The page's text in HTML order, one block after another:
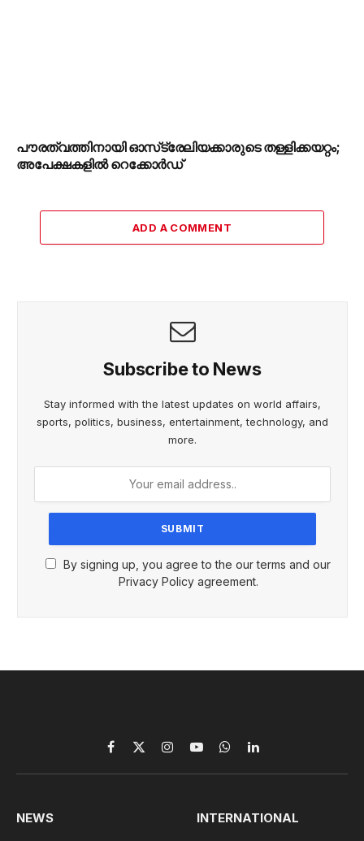
പൗരത്വത്തിനായി ഓസ്‌ട്രേലിയക്കാരുടെ തള്ളിക്കയറ്റം;
അപേക്ഷകളിൽ റെക്കോർഡ്
ADD A COMMENT
Subscribe to News
Stay informed with the latest updates on world affairs,
sports, politics, business, entertainment, technology, and
more.
By signing up, you agree to the our terms and our
Privacy Policy agreement.
Facebook
X
(Twitter)
InstagramYouTubeWhatsAppLinkedIn
NEWS INTERNATIONAL